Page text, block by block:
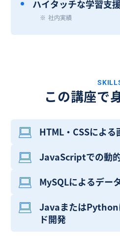
ハイタッチな学習支
社内実績
この講座で
HTML・CSSによ
JavaScriptでの動
MySQLによるデー
JavaまたはPython
ド開発